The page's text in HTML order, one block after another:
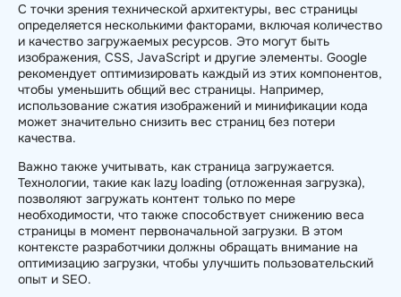
С точки зрения технической архитектуры, вес страницы
определяется несколькими факторами, включая количество
и качество загружаемых ресурсов. Это могут быть
изображения, CSS, JavaScript и другие элементы. Google
рекомендует оптимизировать каждый из этих компонентов,
чтобы уменьшить общий вес страницы. Например,
использование сжатия изображений и минификации кода
может значительно снизить вес страниц без потери
качества.
Важно также учитывать, как страница загружается.
Технологии, такие как lazy loading (отложенная загрузка),
позволяют загружать контент только по мере
необходимости, что также способствует снижению веса
страницы в момент первоначальной загрузки. В этом
контексте разработчики должны обращать внимание на
оптимизацию загрузки, чтобы улучшить пользовательский
опыт и SEO.